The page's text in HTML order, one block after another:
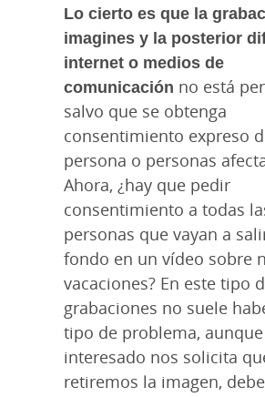
Lo cierto es que la
imagines y la posterior
internet o medios de
comunicación no está
salvo que se obtenga
consentimiento expreso
persona o personas
Ahora, ¿hay que pedir
consentimiento a todas
personas que vayan a
fondo en un vídeo sobre
vacaciones? En este tipo
grabaciones no suele
tipo de problema,
interesado nos solicita
retiremos la imagen,